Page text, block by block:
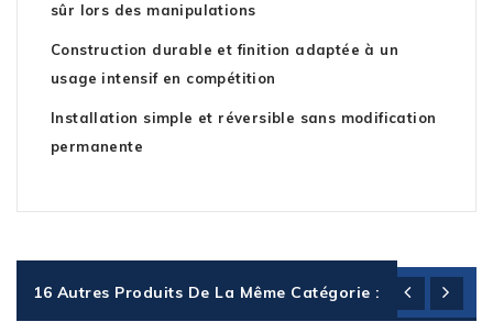
sûr lors des manipulations
Construction durable et finition adaptée à un
usage intensif en compétition
Installation simple et réversible sans modification
permanente
16 Autres Produits De La Même Catégorie :